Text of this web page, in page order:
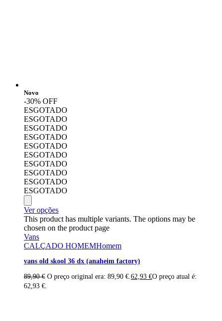
Novo
-30% OFF
ESGOTADO
ESGOTADO
ESGOTADO
ESGOTADO
ESGOTADO
ESGOTADO
ESGOTADO
ESGOTADO
ESGOTADO
ESGOTADO
Ver opções
This product has multiple variants. The options may be
chosen on the product page
Vans
CALÇADO HOMEMHomem
vans old skool 36 dx (anaheim factory)
89,90€ O preço original era: 89,90 €.62,93 €O preço atual é:
62,93 €.